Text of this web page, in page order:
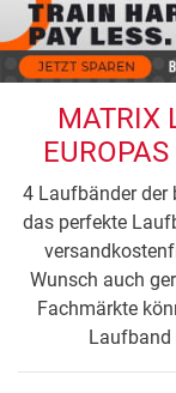
MATRIX
4 Laufbänder der
das perfekte
Wunsch auch
Fachmärkte
Laufband